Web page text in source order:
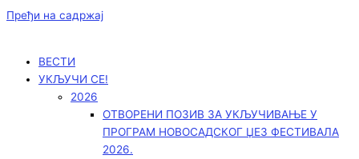
Пређи на садржај
ВЕСТИ
УКЉУЧИ СЕ!
2026
ОТВОРЕНИ ПОЗИВ ЗА УКЉУЧИВАЊЕ У
ПРОГРАМ НОВОСАДСКОГ ЏЕЗ ФЕСТИВАЛА
2026.